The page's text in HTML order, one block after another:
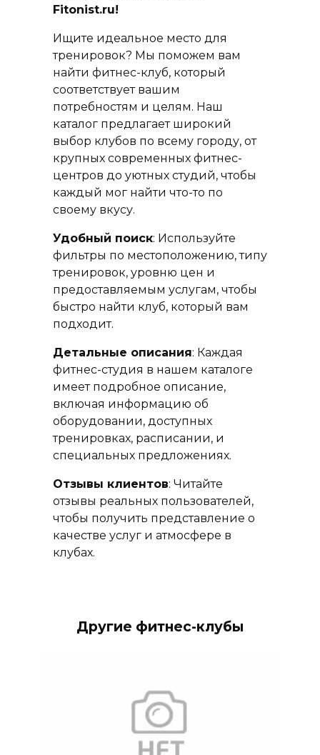
Fitonist.ru!
Ищите идеальное место для
тренировок? Мы поможем вам
найти фитнес-клуб, который
соответствует вашим
потребностям и целям. Наш
каталог предлагает широкий
выбор клубов по всему городу, от
крупных современных фитнес-
центров до уютных студий, чтобы
каждый мог найти что-то по
своему вкусу.
Удобный поиск: Используйте
фильтры по местоположению, типу
тренировок, уровню цен и
предоставляемым услугам, чтобы
быстро найти клуб, который вам
подходит.
Детальные описания: Каждая
фитнес-студия в нашем каталоге
имеет подробное описание,
включая информацию об
оборудовании, доступных
тренировках, расписании, и
специальных предложениях.
Отзывы клиентов: Читайте
отзывы реальных пользователей,
чтобы получить представление о
качестве услуг и атмосфере в
клубах.
Другие фитнес-клубы